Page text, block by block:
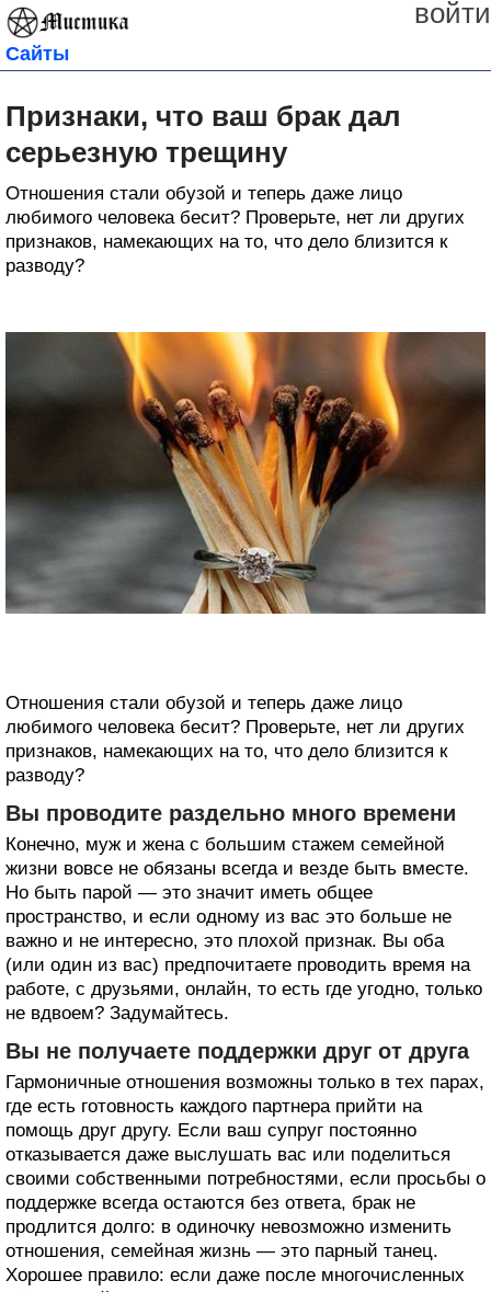
войти
Сайты
Признаки, что ваш брак дал
серьезную трещину
Отношения стали обузой и теперь даже лицо
любимого человека бесит? Проверьте, нет ли других
признаков, намекающих на то, что дело близится к
разводу?
Отношения стали обузой и теперь даже лицо
любимого человека бесит? Проверьте, нет ли других
признаков, намекающих на то, что дело близится к
разводу?
Вы проводите раздельно много времени
Конечно, муж и жена с большим стажем семейной
жизни вовсе не обязаны всегда и везде быть вместе.
Но быть парой — это значит иметь общее
пространство, и если одному из вас это больше не
важно и не интересно, это плохой признак. Вы оба
(или один из вас) предпочитаете проводить время на
работе, с друзьями, онлайн, то есть где угодно, только
не вдвоем? Задумайтесь.
Вы не получаете поддержки друг от друга
Гармоничные отношения возможны только в тех парах,
где есть готовность каждого партнера прийти на
помощь друг другу. Если ваш супруг постоянно
отказывается даже выслушать вас или поделиться
своими собственными потребностями, если просьбы о
поддержке всегда остаются без ответа, брак не
продлится долго: в одиночку невозможно изменить
отношения, семейная жизнь — это парный танец.
Хорошее правило: если даже после многочисленных